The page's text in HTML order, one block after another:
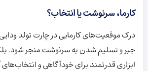
کارما، سرنوشت یا انتخاب؟
درک موقعیت‌های کارمایی در چارت تولد
جبر و تسلیم شدن به سرنوشت منجر شود.
ابزاری قدرتمند برای خودآگاهی و